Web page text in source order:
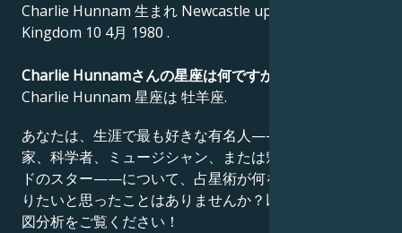
Charlie Hunnam 生まれ Newcastle upon Tyne, United
Kingdom 10 4月 1980 .
Charlie Hunnamさんの星座は何ですか？
Charlie Hunnam 星座は 牡羊座.
あなたは、生涯で最も好きな有名人——政治家、発明
家、科学者、ミュージシャン、または魅力的なハリウッ
ドのスター——について、占星術が何を語っているか知
りたいと思ったことはありませんか？以下の詳細な出生
図分析をご覧ください！